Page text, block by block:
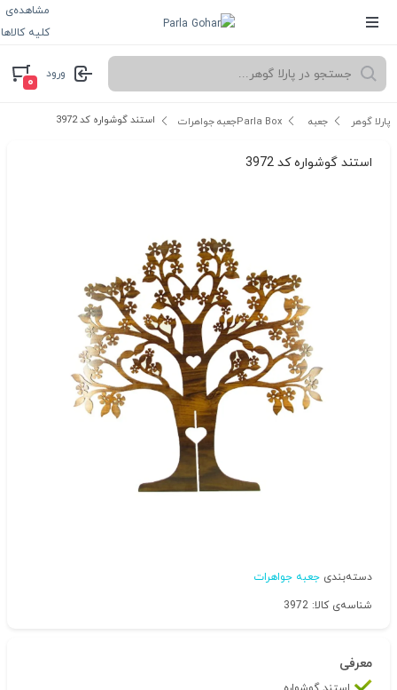
مشاهده‌ی
کلیه کالاها
ورود
۰
پارلا گوهر جعبه Parla Box جعبه جواهرات استند گوشواره کد 3972
استند گوشواره کد 3972
دسته‌بندی جعبه جواهرات
شناسه‌ی کالا: 3972
معرفی